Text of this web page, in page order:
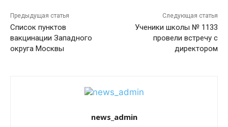
Предыдущая статья
Список пунктов
вакцинации Западного
округа Москвы
Следующая статья
Ученики школы № 1133
провели встречу с
директором
news_admin